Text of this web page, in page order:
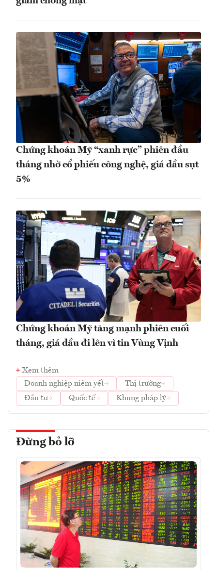
Chứng khoán Mỹ “xanh rực” phiên đầu
tháng nhờ cổ phiếu công nghệ, giá dầu sụt
5%
Chứng khoán Mỹ tăng mạnh phiên cuối
tháng, giá dầu đi lên vì tin Vùng Vịnh
Xem thêm
Doanh nghiệp niêm yết
Thị trường
Đầu tư
Quốc tế Khung pháp lý
Đừng bỏ lỡ